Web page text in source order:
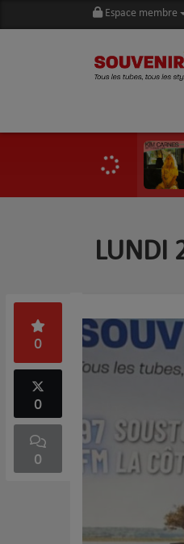
Espace membre
LUNDI
0
0
0